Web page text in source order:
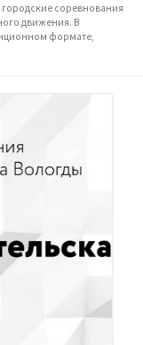
соревнования
движения. В
формате,